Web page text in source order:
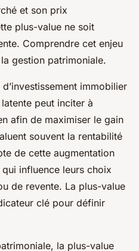
et son prix
plus-value ne soit
Comprendre cet enjeu
gestion patrimoniale.
immobilier
peut inciter à
afin de maximiser le gain
souvent la rentabilité
de cette augmentation
influence leurs choix
de revente. La plus-value
clé pour définir
la plus-value